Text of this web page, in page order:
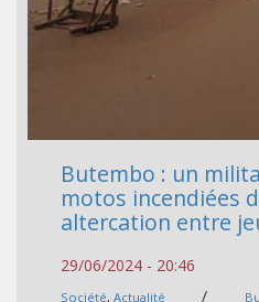
Butembo : un
motos incendiées
altercation entre
29/06/2024 - 20:46
Société, Actualité /